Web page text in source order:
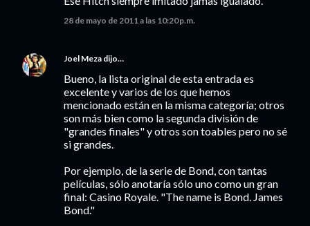
28 de mayo de 2011 a las 10:20 p.m.
Joel Meza dijo…
Bueno, la lista original de esta entrada es
excelente y varios de los que hemos
mencionado están en la misma categoría; otros
son más bien como la segunda división de
"grandes finales" y otros son toables pero no sé
si grandes.
Por ejemplo, de la serie de Bond, con tantas
películas, sólo anotaría sólo uno como un gran
final: Casino Royale. "The name is Bond. James
Bond."